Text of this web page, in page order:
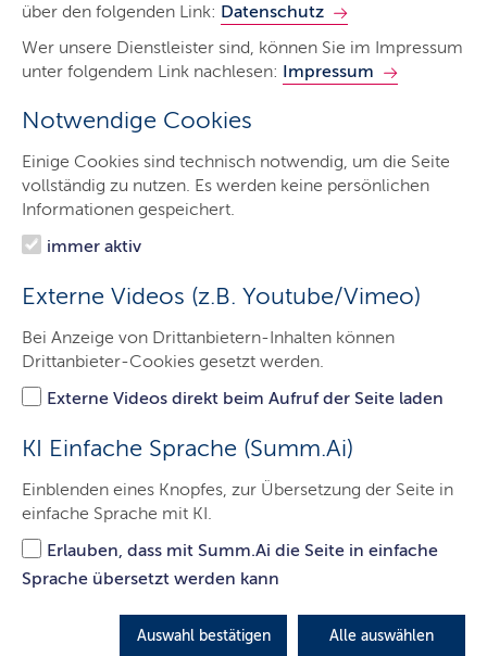
über den folgenden Link: Datenschutz
Wer unsere Dienstleister sind, können Sie im Impressum
unter folgendem Link nachlesen: Impressum
Notwendige Cookies
Einige Cookies sind technisch notwendig, um die Seite
vollständig zu nutzen. Es werden keine persönlichen
Informationen gespeichert.
immer aktiv
Externe Videos (z.B. Youtube/Vimeo)
Bei Anzeige von Drittanbietern-Inhalten können
Drittanbieter-Cookies gesetzt werden.
Externe Videos direkt beim Aufruf der Seite laden
KI Einfache Sprache (Summ.Ai)
Einblenden eines Knopfes, zur Übersetzung der Seite in
einfache Sprache mit KI.
Erlauben, dass mit Summ.Ai die Seite in einfache
Sprache übersetzt werden kann
Auswahl bestätigen Alle auswählen
Start
Das Gericht
Aufgaben
Besucher & Service
Ausbildung & Beruf
Kontakt
Einlasskontrolle
Besuch von Gerichtsverhandlungen